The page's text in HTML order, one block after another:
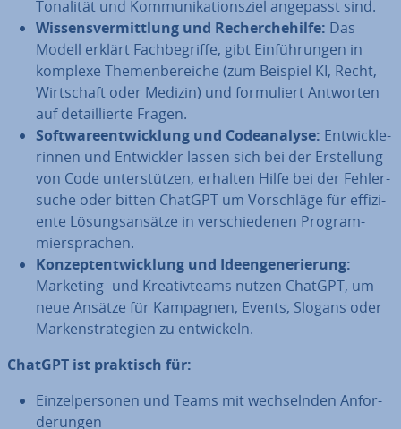
Tonalität und Kom­mu­ni­ka­ti­ons­ziel angepasst sind.
Wis­sens­ver­mitt­lung und Re­cher­che­hil­fe: Das
Modell erklärt Fach­be­grif­fe, gibt Ein­füh­run­gen in
komplexe The­men­be­rei­che (zum Beispiel KI, Recht,
Wirt­schaft oder Medizin) und for­mu­liert Antworten
auf de­tail­lier­te Fragen.
Soft­ware­ent­wick­lung und Code­ana­ly­se: Ent­wick­le­
rin­nen und Ent­wick­ler lassen sich bei der Er­stel­lung
von Code un­ter­stüt­zen, erhalten Hilfe bei der Feh­ler­
su­che oder bitten ChatGPT um Vor­schlä­ge für ef­fi­zi­
en­te Lö­sungs­an­sät­ze in ver­schie­de­nen Pro­gram­
mier­spra­chen.
Kon­zept­ent­wick­lung und Ideen­ge­ne­rie­rung:
Marketing- und Krea­tiv­teams nutzen ChatGPT, um
neue Ansätze für Kampagnen, Events, Slogans oder
Mar­ken­stra­te­gien zu ent­wi­ckeln.
ChatGPT ist praktisch für:
Ein­zel­per­so­nen und Teams mit wech­seln­den An­for­
de­run­gen